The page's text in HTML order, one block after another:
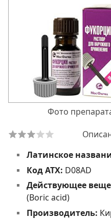
Фото
Латинское
Код АТХ: D08AD
Действующее
(Boric acid)
Производитель: